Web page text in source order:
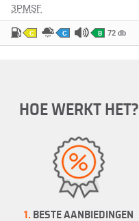
3PMSF
C C B 72 db
HOE WERKT HET?
1. BESTE AANBIEDINGEN